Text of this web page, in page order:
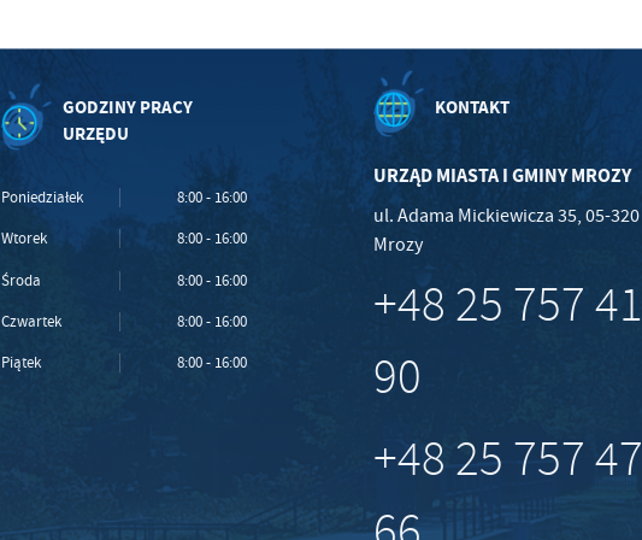
GODZINY PRACY
URZĘDU
Poniedziałek 8:00 - 16:00
Wtorek 8:00 - 16:00
Środa 8:00 - 16:00
Czwartek 8:00 - 16:00
Piątek 8:00 - 16:00
KONTAKT
URZĄD MIASTA I GMINY MROZY
ul. Adama Mickiewicza 35, 05-320
Mrozy
+48 25 757 41
90
+48 25 757 47